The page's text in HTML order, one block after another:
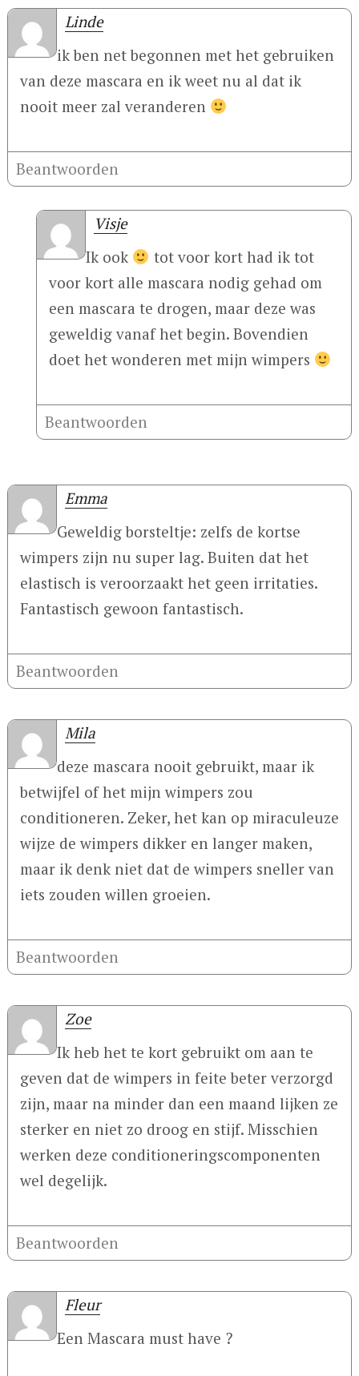
Linde
ik ben net begonnen met het gebruiken
van deze mascara en ik weet nu al dat ik
nooit meer zal veranderen
Beantwoorden
Visje
Ik ook
tot voor kort had ik tot
voor kort alle mascara nodig gehad om
een mascara te drogen, maar deze was
geweldig vanaf het begin. Bovendien
doet het wonderen met mijn wimpers
Beantwoorden
Emma
Geweldig borsteltje: zelfs de kortse
wimpers zijn nu super lag. Buiten dat het
elastisch is veroorzaakt het geen irritaties.
Fantastisch gewoon fantastisch.
Beantwoorden
Mila
deze mascara nooit gebruikt, maar ik
betwijfel of het mijn wimpers zou
conditioneren. Zeker, het kan op miraculeuze
wijze de wimpers dikker en langer maken,
maar ik denk niet dat de wimpers sneller van
iets zouden willen groeien.
Beantwoorden
Zoe
Ik heb het te kort gebruikt om aan te
geven dat de wimpers in feite beter verzorgd
zijn, maar na minder dan een maand lijken ze
sterker en niet zo droog en stijf. Misschien
werken deze conditioneringscomponenten
wel degelijk.
Beantwoorden
Fleur
Een Mascara must have ?